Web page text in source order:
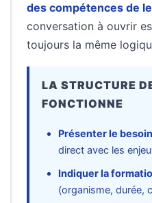
des compétences de
conversation à ouvrir
toujours la même
LA STRUCTURE
FONCTIONNE
Présenter le besoin
direct avec les
Indiquer la
(organisme, durée,